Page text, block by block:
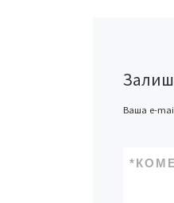
Ваша e-
*